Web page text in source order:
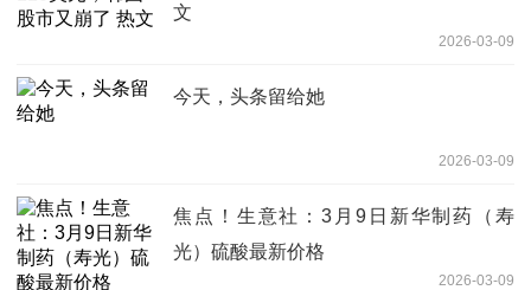
文
2026-03-09
今天，头条留给她
2026-03-09
焦点！生意社：3月9日新华制药（寿
光）硫酸最新价格
2026-03-09